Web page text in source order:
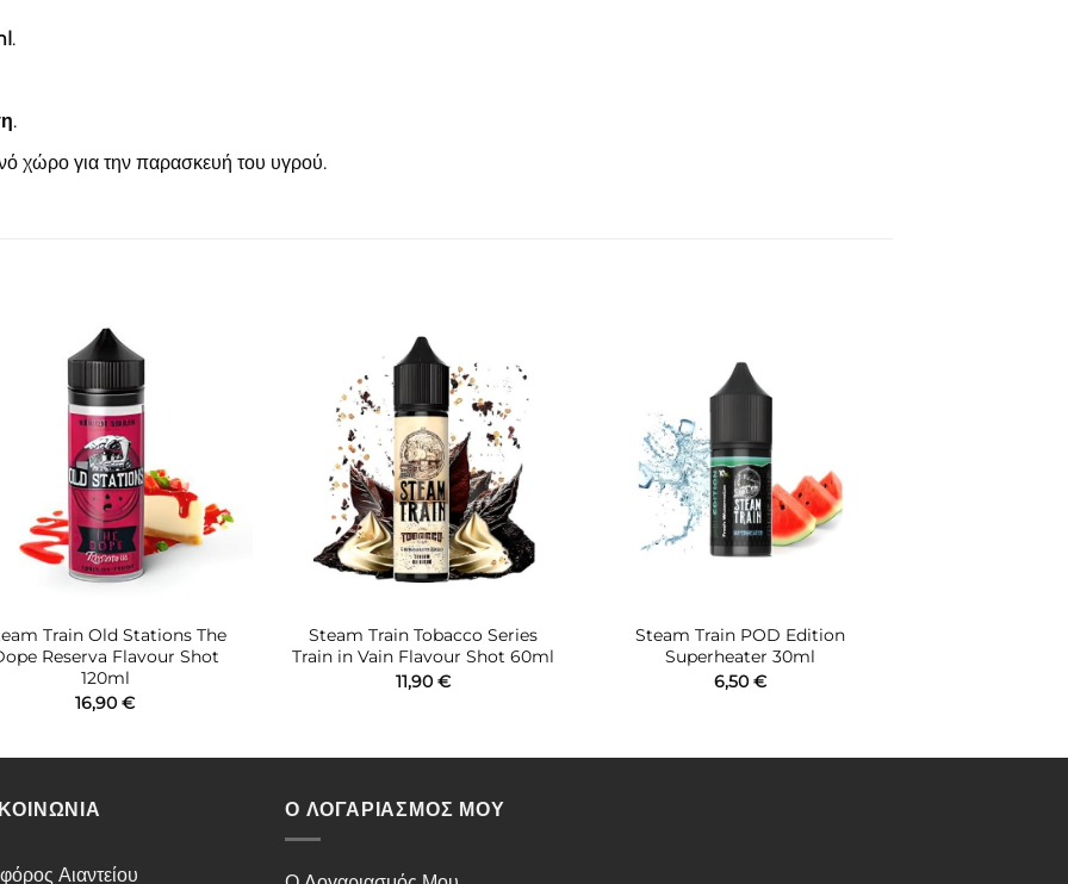
.
.
χώρο για την παρασκευή του υγρού.
Train Old Stations The
Reserva Flavour Shot
120ml
16,90€
Πρόσθήκη
στην λίστα
επιθυμιών
Steam Train Tobacco Series
Train in Vain Flavour Shot 60ml
11,90€
Steam Train POD Edition
Superheater 30ml
6,50€
Αιαντείου
Ο ΛΟΓΑΡΙΑΣΜΟΣ ΜΟΥ